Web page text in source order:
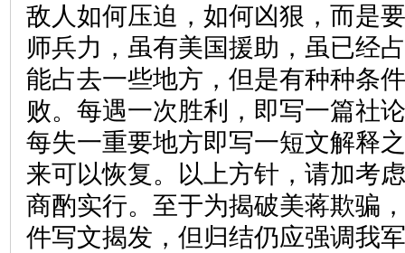
敌人如何压迫，如何凶狠，而是
师兵力，虽有美国援助，虽已经
能占去一些地方，但是有种种条
败。每遇一次胜利，即写一篇社
每失一重要地方即写一短文解释
来可以恢复。以上方针，请加考
商酌实行。至于为揭破美蒋欺骗
件写文揭发，但归结仍应强调我